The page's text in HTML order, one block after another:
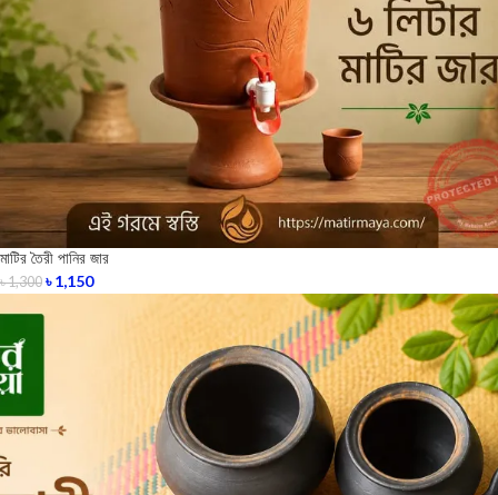
মাটির তৈরী পানির জার
৳1,300 ৳1,150